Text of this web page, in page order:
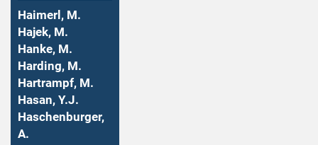
Haimerl, M.
Hajek, M.
Hanke, M.
Harding, M.
Hartrampf, M.
Hasan, Y.J.
Haschenburger,
A.